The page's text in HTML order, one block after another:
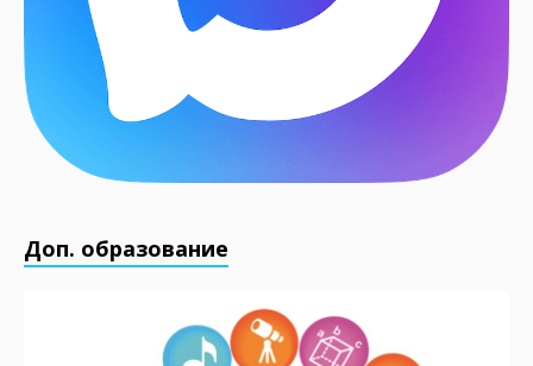
Доп. образование